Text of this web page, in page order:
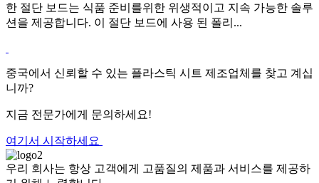
한 절단 보드는 식품 준비를위한 위생적이고 지속 가능한 솔루
션을 제공합니다. 이 절단 보드에 사용 된 폴리...
중국에서 신뢰할 수 있는 플라스틱 시트 제조업체를 찾고 계십
니까?
지금 전문가에게 문의하세요!
여기서 시작하세요
우리 회사는 항상 고객에게 고품질의 제품과 서비스를 제공하